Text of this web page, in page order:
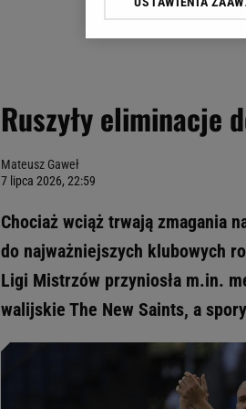
Ruszyły eliminacje
Mateusz Gaweł
7 lipca 2026, 22:59
Chociaż wciąż trwają zmagania
do najważniejszych klubowych
Ligi Mistrzów przyniosła m.in.
walijskie The New Saints, a
Klikając „Akceptuję”
Zaufanych Partnerów i
My, nasi Zaufani
Użycie dokładnych